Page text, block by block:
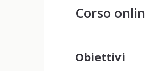
Corso
Obiettivi